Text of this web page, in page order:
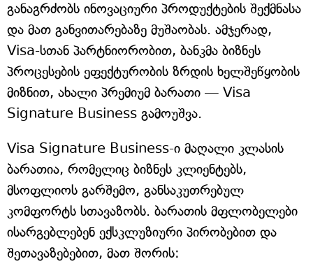
განაგრძობს ინოვაციური პროდუქტების შექმნასა
და მათ განვითარებაზე მუშაობას. ამჯერად,
Visa-სთან პარტნიორობით, ბანკმა ბიზნეს
პროცესების ეფექტურობის ზრდის ხელშეწყობის
მიზნით, ახალი პრემიუმ ბარათი — Visa
Signature Business გამოუშვა.
Visa Signature Business-ი მაღალი კლასის
ბარათია, რომელიც ბიზნეს კლიენტებს,
მსოფლიოს გარშემო, განსაკუთრებულ
კომფორტს სთავაზობს. ბარათის მფლობელები
ისარგებლებენ ექსკლუზიური პირობებით და
შეთავაზებებით, მათ შორის: